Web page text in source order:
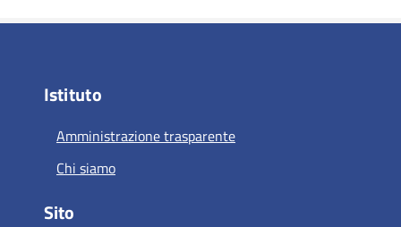
Istituto
Amministrazione trasparente
Chi siamo
Sito